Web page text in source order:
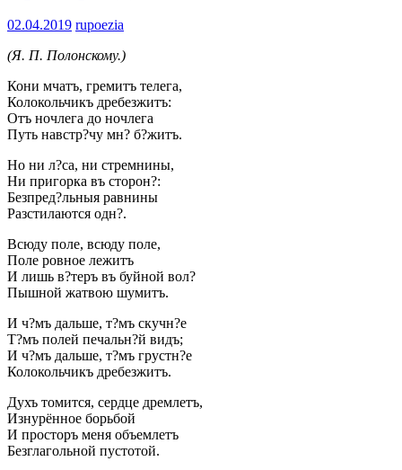
02.04.2019 rupoezia
(Я. П. Полонскому.)
Кони мчатъ, гремитъ телега,
Колокольчикъ дребезжитъ:
Отъ ночлега до ночлега
Путь навстр?чу мн? б?житъ.
Но ни л?са, ни стремнины,
Ни пригорка въ сторон?:
Безпред?льныя равнины
Разстилаются одн?.
Всюду поле, всюду поле,
Поле ровное лежитъ
И лишь в?теръ въ буйной вол?
Пышной жатвою шумитъ.
И ч?мъ дальше, т?мъ скучн?е
Т?мъ полей печальн?й видъ;
И ч?мъ дальше, т?мъ грустн?е
Колокольчикъ дребезжитъ.
Духъ томится, сердце дремлетъ,
Изнурённое борьбой
И просторъ меня объемлетъ
Безглагольной пустотой.